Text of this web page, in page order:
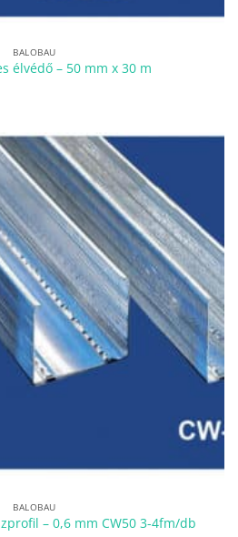
BALOBAU
élvédő – 50 mm x 30 m
BALOBAU
– 0,6 mm CW50 3-4fm/db